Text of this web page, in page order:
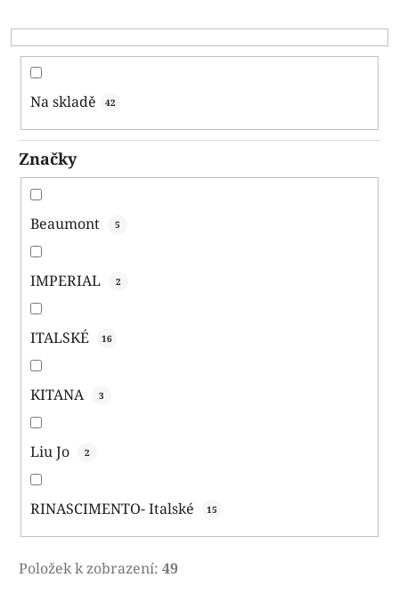
o
d
ů
Na skladě 42
Značky
Beaumont 5
IMPERIAL 2
ITALSKÉ 16
KITANA 3
Liu Jo 2
RINASCIMENTO- Italské 15
Položek k zobrazení: 49